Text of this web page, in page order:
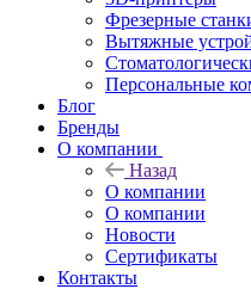
Фрезерные
Вытяжные
Персональные
Блог
Бренды
О компании
Назад
О компании
О компании
Новости
Сертификаты
Контакты